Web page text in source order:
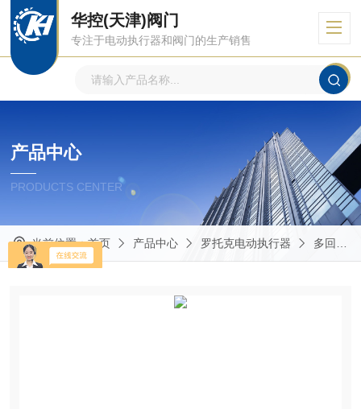
华控(天津)阀门
专注于电动执行器和阀门的生产销售
产品中心
PRODUCTS CENTER
当前位置：首页 产品中心 罗托克电动执行器 多回转电动执行器